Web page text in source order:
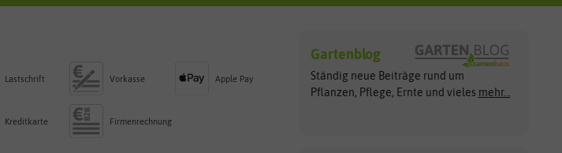
Lastschrift Vorkasse Apple Pay
Kreditkarte Firmenrechnung
Gartenblog
Ständig neue Beiträge rund um
Pflanzen, Pflege, Ernte und vieles mehr...